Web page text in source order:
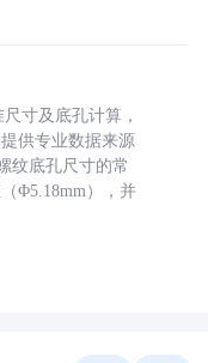
寸及底孔计算，
供专业数据来源
纹底孔尺寸的常
Φ5.18mm），并